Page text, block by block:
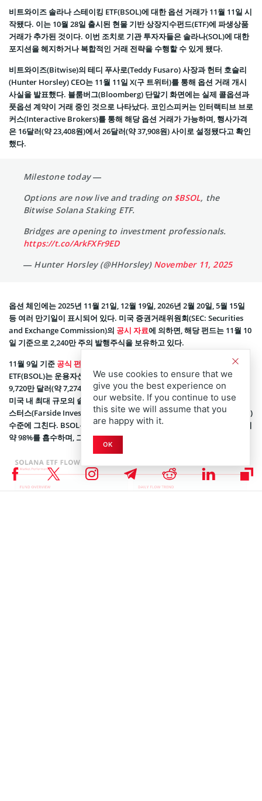
비트와이즈 솔라나 스테이킹 ETF(BSOL)에 대한 옵션 거래가 11월 11일 시
작됐다. 이는 10월 28일 출시된 현물 기반 상장지수펀드(ETF)에 파생상품
거래가 추가된 것이다. 이번 조치로 기관 투자자들은 솔라나(SOL)에 대한
포지션을 헤지하거나 복합적인 거래 전략을 수행할 수 있게 됐다.
비트와이즈(Bitwise)의 테디 푸사로(Teddy Fusaro) 사장과 헌터 호슬리
(Hunter Horsley) CEO는 11월 11일 X(구 트위터)를 통해 옵션 거래 개시
사실을 발표했다. 블룸버그(Bloomberg) 단말기 화면에는 실제 콜옵션과
풋옵션 계약이 거래 중인 것으로 나타났다. 코인스피커는 인터랙티브 브로
커스(Interactive Brokers)를 통해 해당 옵션 거래가 가능하며, 행사가격
은 16달러(약 23,408원)에서 26달러(약 37,908원) 사이로 설정됐다고 확인
했다.
Milestone today —
Options are now live and trading on $BSOL, the
Bitwise Solana Staking ETF.
Bridges are opening to investment professionals.
https://t.co/ArkFXFr9ED
— Hunter Horsley (@HHorsley) November 11, 2025
옵션 체인에는 2025년 11월 21일, 12월 19일, 2026년 2월 20일, 5월 15일
등 여러 만기일이 표시되어 있다. 미국 증권거래위원회(SEC: Securities
and Exchange Commission)의 공시 자료에 의하면, 해당 펀드는 11월 10
일 기준으로 2,240만 주의 발행주식을 보유하고 있다.
11월 9일 기준 공식 펀드 데이터
에 따르면, 비트와이즈 솔라나 스테이킹
ETF(BSOL)는 운용자산(AUM: Assets Under Management) 규모가 4억
9,720만 달러(약 7,274억 원)다. 발행주식 수는 2,270만 주에 달한다. 이는
미국 내 최대 규모의 솔라나 ETF로 평가된다. 한편, 경쟁사 파사이드 인베
스터스(Farside Investors)의 운용자산은 3억 2,970만 달러(약 4,824억 원)
수준에 그친다. BSOL은 거래 초반 기간 동안 전체 솔라나 ETF 자금 유입의
약 98%를 흡수하며, 그레이스케일(Grayscale)의 GSOL을 크게 앞질렀다.
We use cookies to ensure that we
give you the best experience on
our website. If you continue to use
this site we will assume that you
are happy with it.
OK